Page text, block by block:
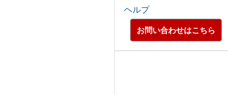
ヘルプ
お問い合わせはこちら